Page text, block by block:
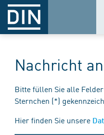
Nachricht
Bitte füllen Sie alle
Sternchen (*)
Hier finden Sie unsere